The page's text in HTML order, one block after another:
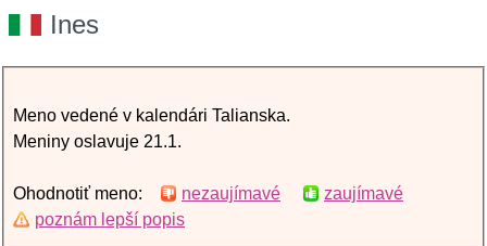
Ines
Meno vedené v kalendári Talianska.
Meniny oslavuje 21.1.
Ohodnotiť meno: nezaujímavé
zaujímavé
poznám lepší popis